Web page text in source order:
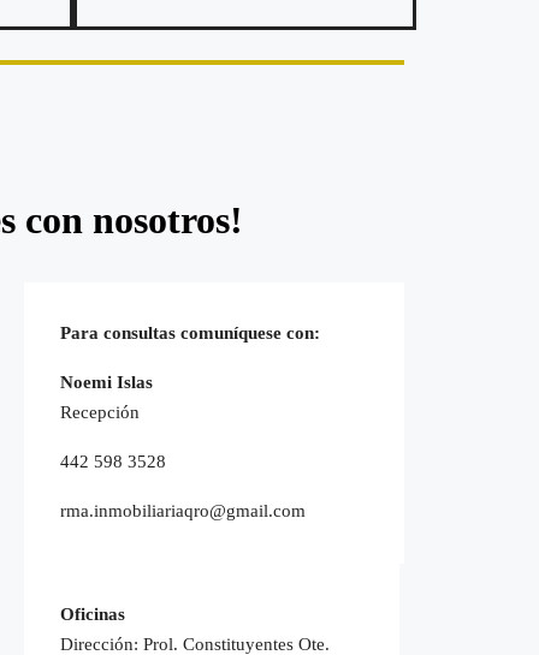
con nosotros!
Para consultas comuníquese con:
Noemi Islas
Recepción
442 598 3528
rma.inmobiliariaqro@gmail.com
Oficinas
Dirección: Prol. Constituyentes Ote.